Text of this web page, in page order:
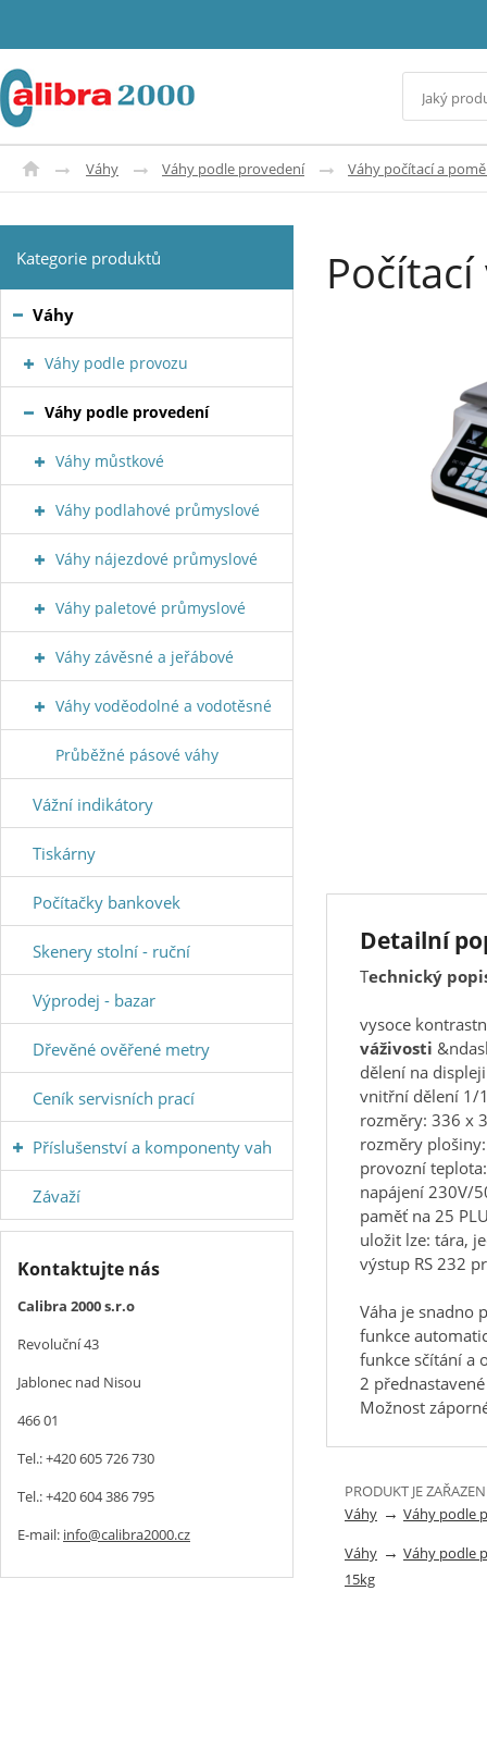
Váhy Váhy podle provedení Váhy počítací a
Detailní
Technický
vysoce
váživosti
dělení na
vnitřní dělení 1/
rozměry: 336 x
rozměry
provozní
napájení 230V/
paměť na 25
uložit lze: tára,
výstup RS 232
Váha je snadno
funkce
funkce sčítání a
2
Možnost
PRODUKT JE
Váhy → Váhy podle
Váhy → Váhy podle
15kg
Kategorie produktů
Váhy
Váhy podle provozu
Váhy podle provedení
Váhy můstkové
Váhy podlahové průmyslové
Váhy nájezdové průmyslové
Váhy paletové průmyslové
Váhy závěsné a jeřábové
Váhy voděodolné a vodotěsné
Průběžné pásové váhy
Vážní indikátory
Tiskárny
Počítačky bankovek
Skenery stolní - ruční
Výprodej - bazar
Dřevěné ověřené metry
Ceník servisních prací
Příslušenství a komponenty vah
Závaží
Kontaktujte nás
Calibra 2000 s.r.o
Revoluční 43
Jablonec nad Nisou
466 01
Tel.: +420 605 726 730
Tel.: +420 604 386 795
E-mail: info@calibra2000.cz